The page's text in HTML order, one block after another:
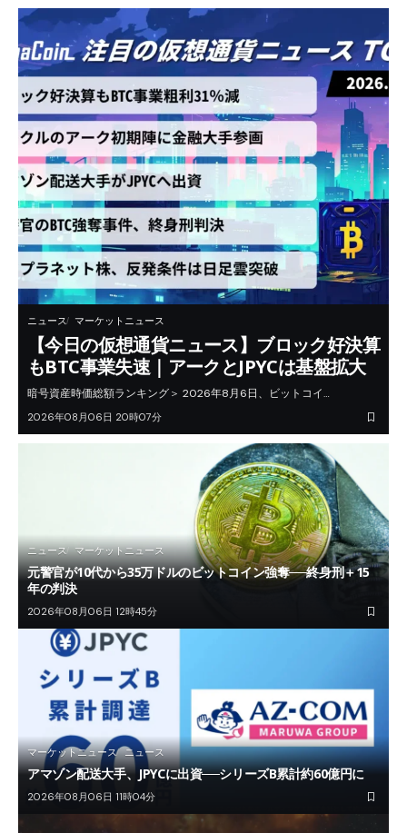
ニュース マーケットニュース
【今日の仮想通貨ニュース】ブロック好決算
もBTC事業失速｜アークとJPYCは基盤拡大
暗号資産時価総額ランキング＞ 2026年8月6日、ビットコイ…
2026年08月06日 20時07分
ニュース マーケットニュース
元警官が10代から35万ドルのビットコイン強奪──終身刑＋15
年の判決
2026年08月06日 12時45分
マーケットニュース ニュース
アマゾン配送大手、JPYCに出資──シリーズB累計約60億円に
2026年08月06日 11時04分